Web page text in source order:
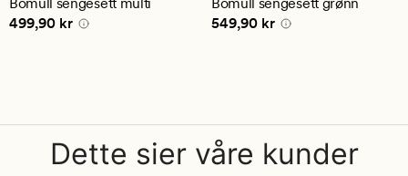
gjennomsnittlig
vurdering
Pris 499,90 kr
499,90 kr
gjennomsnittlig
vurdering
Pris 549,90 kr
549,90 kr
Dette sier våre kunder